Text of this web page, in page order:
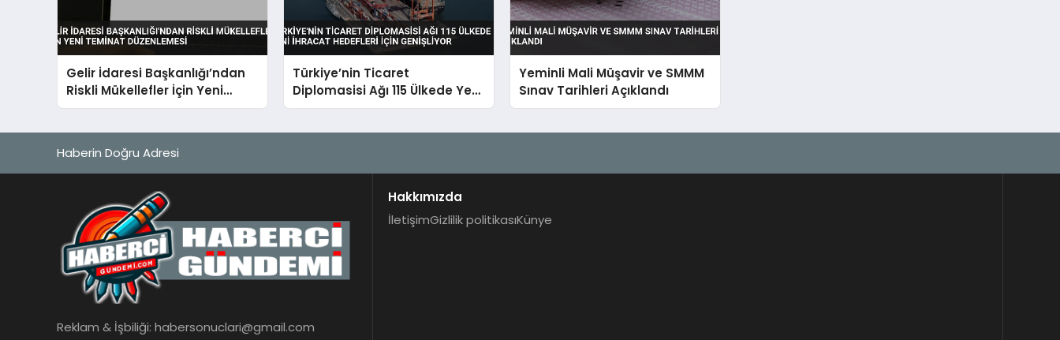
Gelir İdaresi Başkanlığı’ndan
Riskli Mükellefler İçin Yeni
Teminat Düzenlemesi
Türkiye’nin Ticaret
Diplomasisi Ağı 115 Ülkede Yeni
İhracat Hedefleri İçin
Yeminli Mali Müşavir ve SMMM
Sınav Tarihleri Açıklandı
Haberin Doğru Adresi
Reklam & İşbiliği: habersonuclari@gmail.com
Hakkımızda
İletişimGizlilik politikasıKünye